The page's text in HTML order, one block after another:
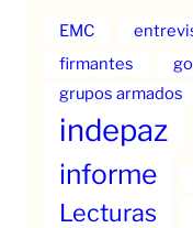
EMC
firmantes
grupos armados
indepaz
informe
Lecturas